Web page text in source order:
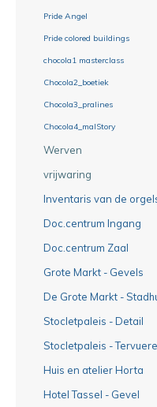
Pride Angel
Pride colored buildings
chocola1 masterclass
Chocola2_boetiek
Chocola3_pralines
Chocola4_malStory
Werven
vrijwaring
Inventaris van de
Doc.centrum Ingang
Doc.centrum Zaal
Grote Markt - Gevels
De Grote Markt -
Stocletpaleis - Detail
Stocletpaleis -
Huis en atelier Horta
Hotel Tassel - Gevel